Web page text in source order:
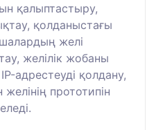
қалыптастыру,
қолданыстағы
желі
желілік жобаны
адрестеуді қолдану,
прототипін